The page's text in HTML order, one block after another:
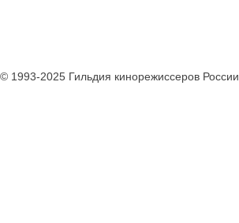
© 1993-2025 Гильдия кинорежиссеров России